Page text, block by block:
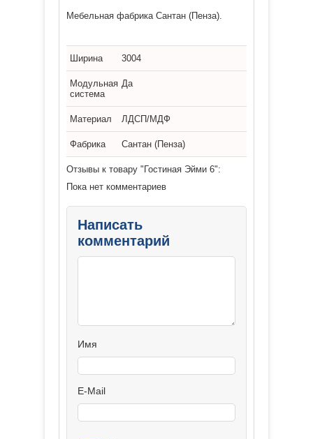
Мебельная фабрика Сантан (Пенза).
Ширина 3004
Модульная
система
Да
Материал ЛДСП/МДФ
Фабрика Сантан (Пенза)
Отзывы к товару "Гостиная Эйми 6":
Пока нет комментариев
Написать
комментарий
Имя
E-Mail